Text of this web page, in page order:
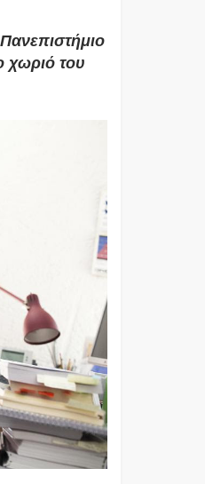
χωριό του